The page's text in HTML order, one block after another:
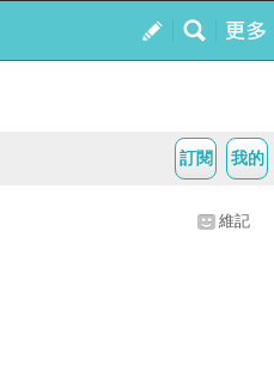
我的
訂閱
維記